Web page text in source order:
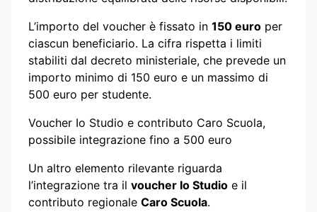
L’importo del voucher è fissato in 150 euro per
ciascun beneficiario. La cifra rispetta i limiti
stabiliti dal decreto ministeriale, che prevede un
importo minimo di 150 euro e un massimo di
500 euro per studente.
Voucher Io Studio e contributo Caro Scuola,
possibile integrazione fino a 500 euro
Un altro elemento rilevante riguarda
l’integrazione tra il voucher Io Studio e il
contributo regionale Caro Scuola.